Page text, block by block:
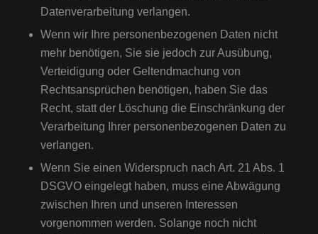
Datenverarbeitung verlangen.
Wenn wir Ihre personenbezogenen Daten nicht
mehr benötigen, Sie sie jedoch zur Ausübung,
Verteidigung oder Geltendmachung von
Rechtsansprüchen benötigen, haben Sie das
Recht, statt der Löschung die Einschränkung der
Verarbeitung Ihrer personenbezogenen Daten zu
verlangen.
Wenn Sie einen Widerspruch nach Art. 21 Abs. 1
DSGVO eingelegt haben, muss eine Abwägung
zwischen Ihren und unseren Interessen
vorgenommen werden. Solange noch nicht